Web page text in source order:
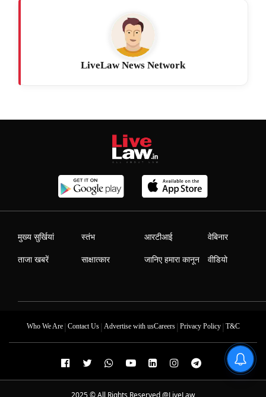
LiveLaw News Network
मुख्य सुर्खियां
ताजा खबरें
स्तंभ
साक्षात्कार
आरटीआई
जानिए हमारा कानून
वेबिनार
वीडियो
Who We Are| Contact Us| Advertise with usCareers| Privacy Policy| T&C
2025 © All Rights Reserved @LiveLaw